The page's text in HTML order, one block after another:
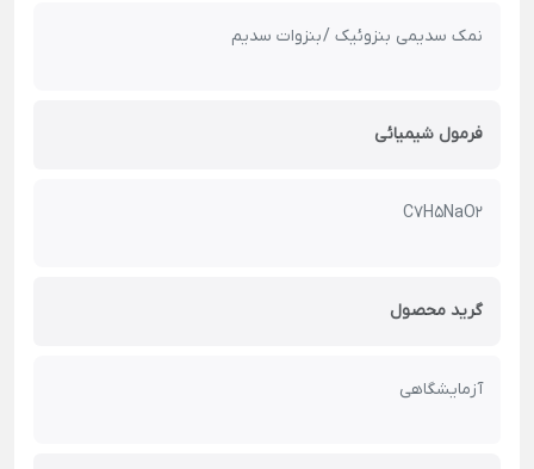
نمک سدیمی بنزوئیک / بنزوات سدیم
فرمول شیمیائی
C7H5NaO2
گرید محصول
آزمایشگاهی